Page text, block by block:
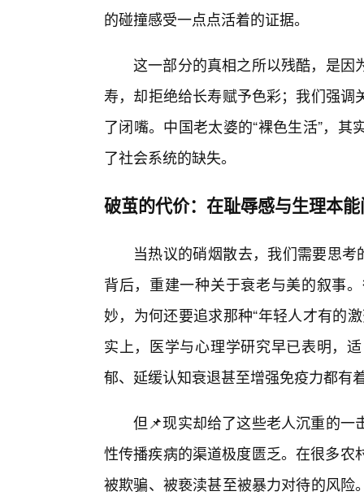
的碰撞感受一点点活着的证据。
这一部分的真相之所以残酷，是因
寿，却拒绝给长寿赋予色彩；我们强
了闭嘴。中国老太婆的“裸色生活”，
了社会系统的缺失。
破茧的代价：在耻辱感与生理本
当热议的硝烟散去，我们需要思
背后，重建一种关于衰老与美的叙事
妙，为何还要追求那种“年轻人才有的
实上，医学与心理学研究早已表明，
郁、延缓认知衰退甚至增强免疫力都有
但📌现实却给了这些老人沉重的一
性传播疾病的渠道极度匮乏。在很多
被欺骗、被亵渎甚至被暴力对待的风